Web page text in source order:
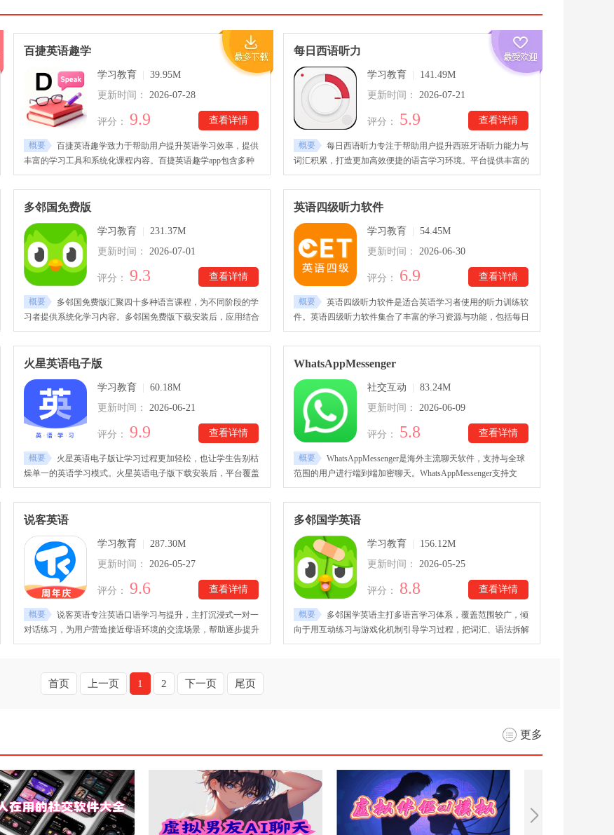
百捷英语趣学
学习教育
39.95M
更新时间：
2026-07-28
查看详情
评分： 9.9
概要
百捷英语趣学致力于帮助用户提升英语学习效率，提供
丰富的学习工具和系统化课程内容。百捷英语趣学app包含多种
英语课程、练习题以及巩固训练内容，用户可以根据自身需求安
排学习计划，并通过打卡方式记录学习进度。还涵盖听力练习、
亲子英语等多方面学习内容，满足不同用户的学习需求。
每日西语听力
学习教育
141.49M
更新时间：
2026-07-21
查看详情
评分： 5.9
概要
每日西语听力专注于帮助用户提升西班牙语听力能力与
词汇积累，打造更加高效便捷的语言学习环境。平台提供丰富的
听力资源和学习内容，涵盖基础入门、日常交流、进阶训练等多
个阶段，满足不同水平学习者的需求。每日西语听力手机老版本
下载后，用户可以通过音频练习掌握单词发音、理解真实语境，
让零基础用户能够循序渐进学习，也帮助进阶学习者持续提升西
语能力。
多邻国免费版
学习教育
231.37M
更新时间：
2026-07-01
查看详情
评分： 9.3
概要
多邻国免费版汇聚四十多种语言课程，为不同阶段的学
习者提供系统化学习内容。多邻国免费版下载安装后，应用结合
科学的学习规划与任务挑战机制，根据用户学习进度智能调整内
容，让初学者能够快速入门，也让有基础的用户持续提升语言水
平。在这里，用户可以通过轻松有趣的互动模式，将语言训练融
英语四级听力软件
学习教育
54.45M
更新时间：
2026-06-30
查看详情
评分： 6.9
概要
英语四级听力软件是适合英语学习者使用的听力训练软
件。英语四级听力软件集合了丰富的学习资源与功能，包括每日
黄金训练营、单词记忆、听力练习和口语测评等，全面提升用户
的英语单词知识及听力与口语练习。软件教材利用图文方式加强
用户的单词记忆能力。英语四级听力软件提供在线课堂服务，加
火星英语电子版
学习教育
60.18M
更新时间：
2026-06-21
查看详情
评分： 9.9
概要
火星英语电子版让学习过程更加轻松，也让学生告别枯
燥单一的英语学习模式。火星英语电子版下载安装后，平台覆盖
听力训练、阅读提升、口语表达、写作练习等多个学习方向，用
户能够根据自身基础和目标自由规划学习内容。在这里，学生们
能够通过持续学习与练习，逐步提升英语水平。
WhatsAppMessenger
社交互动
83.24M
更新时间：
2026-06-09
查看详情
评分： 5.8
概要
WhatsAppMessenger是海外主流聊天软件，支持与全球
范围的用户进行端到端加密聊天。WhatsAppMessenger支持文
字、多人群组、视频、语音聊天方式，全程高质量不卡顿，同时
也能分享图片、链接、文件、定位、表情包等，方便用户可以和
家人朋友以不同方式自由交流。WhatsAppMessenger下载用户以
话只有发送方与接收方可读取，私密性高。
说客英语
学习教育
287.30M
更新时间：
2026-05-27
查看详情
评分： 9.6
概要
说客英语专注英语口语学习与提升，主打沉浸式一对一
对话练习，为用户营造接近母语环境的交流场景，帮助逐步提升
实际表达与沟通能力。说客英语app下载后，系统会通过水平测
时高频的25分钟课程设计，提高学习效率与专注度。
多邻国学英语
学习教育
156.12M
更新时间：
2026-05-25
查看详情
评分： 8.8
概要
多邻国学英语主打多语言学习体系，覆盖范围较广，倾
向于用互动练习与游戏化机制引导学习过程，把词汇、语法拆解
成一系列小任务，让学习过程更轻松自然。多邻国学英语下载安
首页 上一页 1 2 下一页 尾页
更多